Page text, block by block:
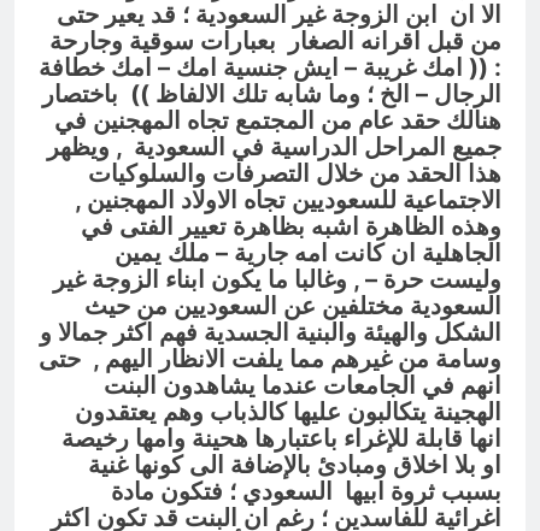
الا ان ابن الزوجة غير السعودية ؛ قد يعير حتى
من قبل اقرانه الصغار بعبارات سوقية وجارحة
: (( امك غريبة – ايش جنسية امك – امك خطافة
الرجال – الخ ؛ وما شابه تلك الالفاظ )) باختصار
هنالك حقد عام من المجتمع تجاه المهجنين في
جميع المراحل الدراسية في السعودية , ويظهر
هذا الحقد من خلال التصرفات والسلوكيات
الاجتماعية للسعوديين تجاه الاولاد المهجنين ,
وهذه الظاهرة اشبه بظاهرة تعيير الفتى في
الجاهلية ان كانت امه جارية – ملك يمين
وليست حرة – , وغالبا ما يكون ابناء الزوجة غير
السعودية مختلفين عن السعوديين من حيث
الشكل والهيئة والبنية الجسدية فهم اكثر جمالا و
وسامة من غيرهم مما يلفت الانظار اليهم , حتى
انهم في الجامعات عندما يشاهدون البنت
الهجينة يتكالبون عليها كالذباب وهم يعتقدون
انها قابلة للإغراء باعتبارها هحينة وامها رخيصة
او بلا اخلاق ومبادئ بالإضافة الى كونها غنية
بسبب ثروة ابيها السعودي ؛ فتكون مادة
اغرائية للفاسدين ؛ رغم ان البنت قد تكون اكثر